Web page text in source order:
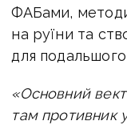
ФАБами,
на руїни та
для
«Основний
там противник